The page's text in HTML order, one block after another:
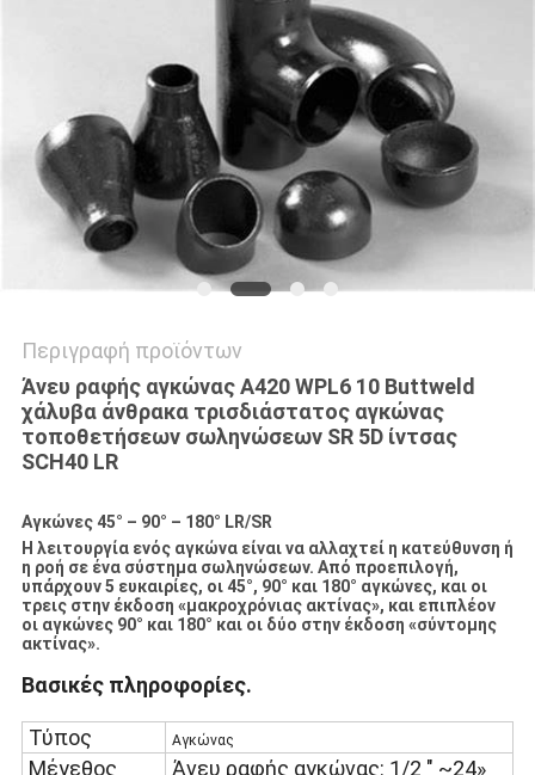
ΠΟΛΙΤΙΚΉ
ΑΠΟΡΡΉΤΟΥ
Περιγραφή προϊόντων
Άνευ ραφής αγκώνας A420 WPL6 10 Buttweld
χάλυβα άνθρακα τρισδιάστατος αγκώνας
τοποθετήσεων σωληνώσεων SR 5D ίντσας
SCH40 LR
Αγκώνες 45° – 90° – 180° LR/SR
Η λειτουργία ενός αγκώνα είναι να αλλαχτεί η κατεύθυνση ή
η ροή σε ένα σύστημα σωληνώσεων. Από προεπιλογή,
υπάρχουν 5 ευκαιρίες, οι 45°, 90° και 180° αγκώνες, και οι
τρεις στην έκδοση «μακροχρόνιας ακτίνας», και επιπλέον
οι αγκώνες 90° και 180° και οι δύο στην έκδοση «σύντομης
ακτίνας».
Βασικές πληροφορίες.
Τύπος Αγκώνας
Μέγεθος Άνευ ραφής αγκώνας: 1/2 " ~24»